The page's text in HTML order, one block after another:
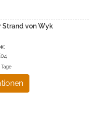
Strand von Wyk
€